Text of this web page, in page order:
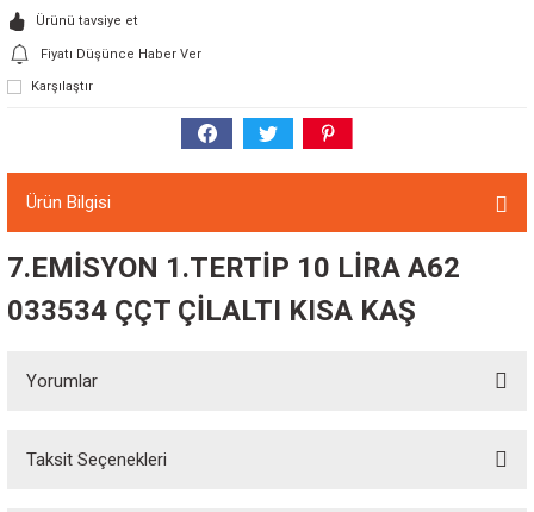
Ürünü tavsiye et
Fiyatı Düşünce Haber Ver
Karşılaştır
Ürün Bilgisi
7.EMİSYON 1.TERTİP 10 LİRA A62
033534 ÇÇT ÇİLALTI KISA KAŞ
Yorumlar
Taksit Seçenekleri